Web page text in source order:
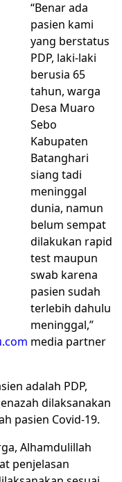
“Benar ada
pasien kami
yang berstatus
PDP, laki-laki
berusia 65
tahun, warga
Desa Muaro
Sebo
Kabupaten
Batanghari
siang tadi
meninggal
dunia, namun
belum sempat
dilakukan rapid
test maupun
swab karena
pasien sudah
terlebih dahulu
meninggal,”
media partner
adalah PDP,
dilaksanakan
pasien Covid-19.
Alhamdulillah
penjelasan